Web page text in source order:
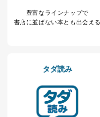
で、訂正、追加、変更
す。マイページをご利
つきましては、下記A
情報に変更があった場
A.開示等の求めの申し
開示等の求めは、電話
し付けください。開示
豊富なラインナップで
書店に並ばない本とも出会える
タダ読み